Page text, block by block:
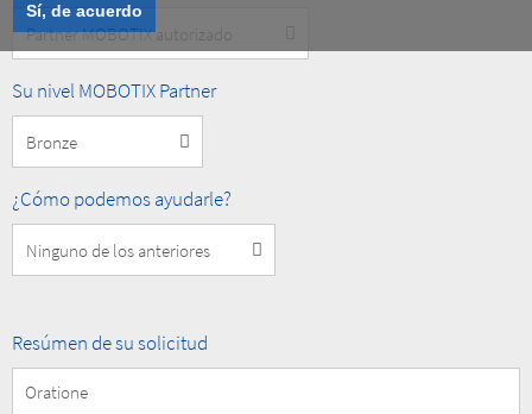
Sí, de acuerdo
Customer
Type
Nivel
Su nivel MOBOTIX Partner
How
can
help
you?
¿Cómo podemos ayudarle?
Summary
Request
Resúmen de su solicitud